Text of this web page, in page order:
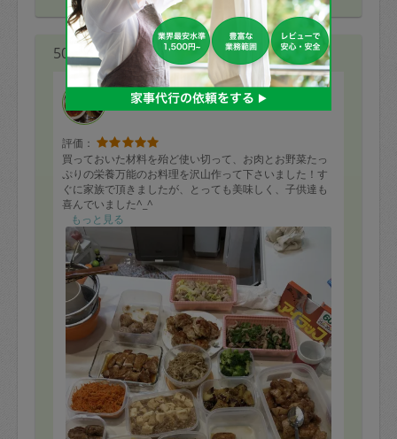
50代 女性より
蘭丸
評価：
買っておいた材料を殆ど使い切って、お肉とお野菜たっ
ぷりの栄養万能のお料理を沢山作って下さいました！す
ぐに家族で頂きましたが、とっても美味しく、子供達も
喜んでいました^_^
大満足です！今度はもっとタッパーを用意しておきま
す。またよろしくお願い致します！
もっと見る